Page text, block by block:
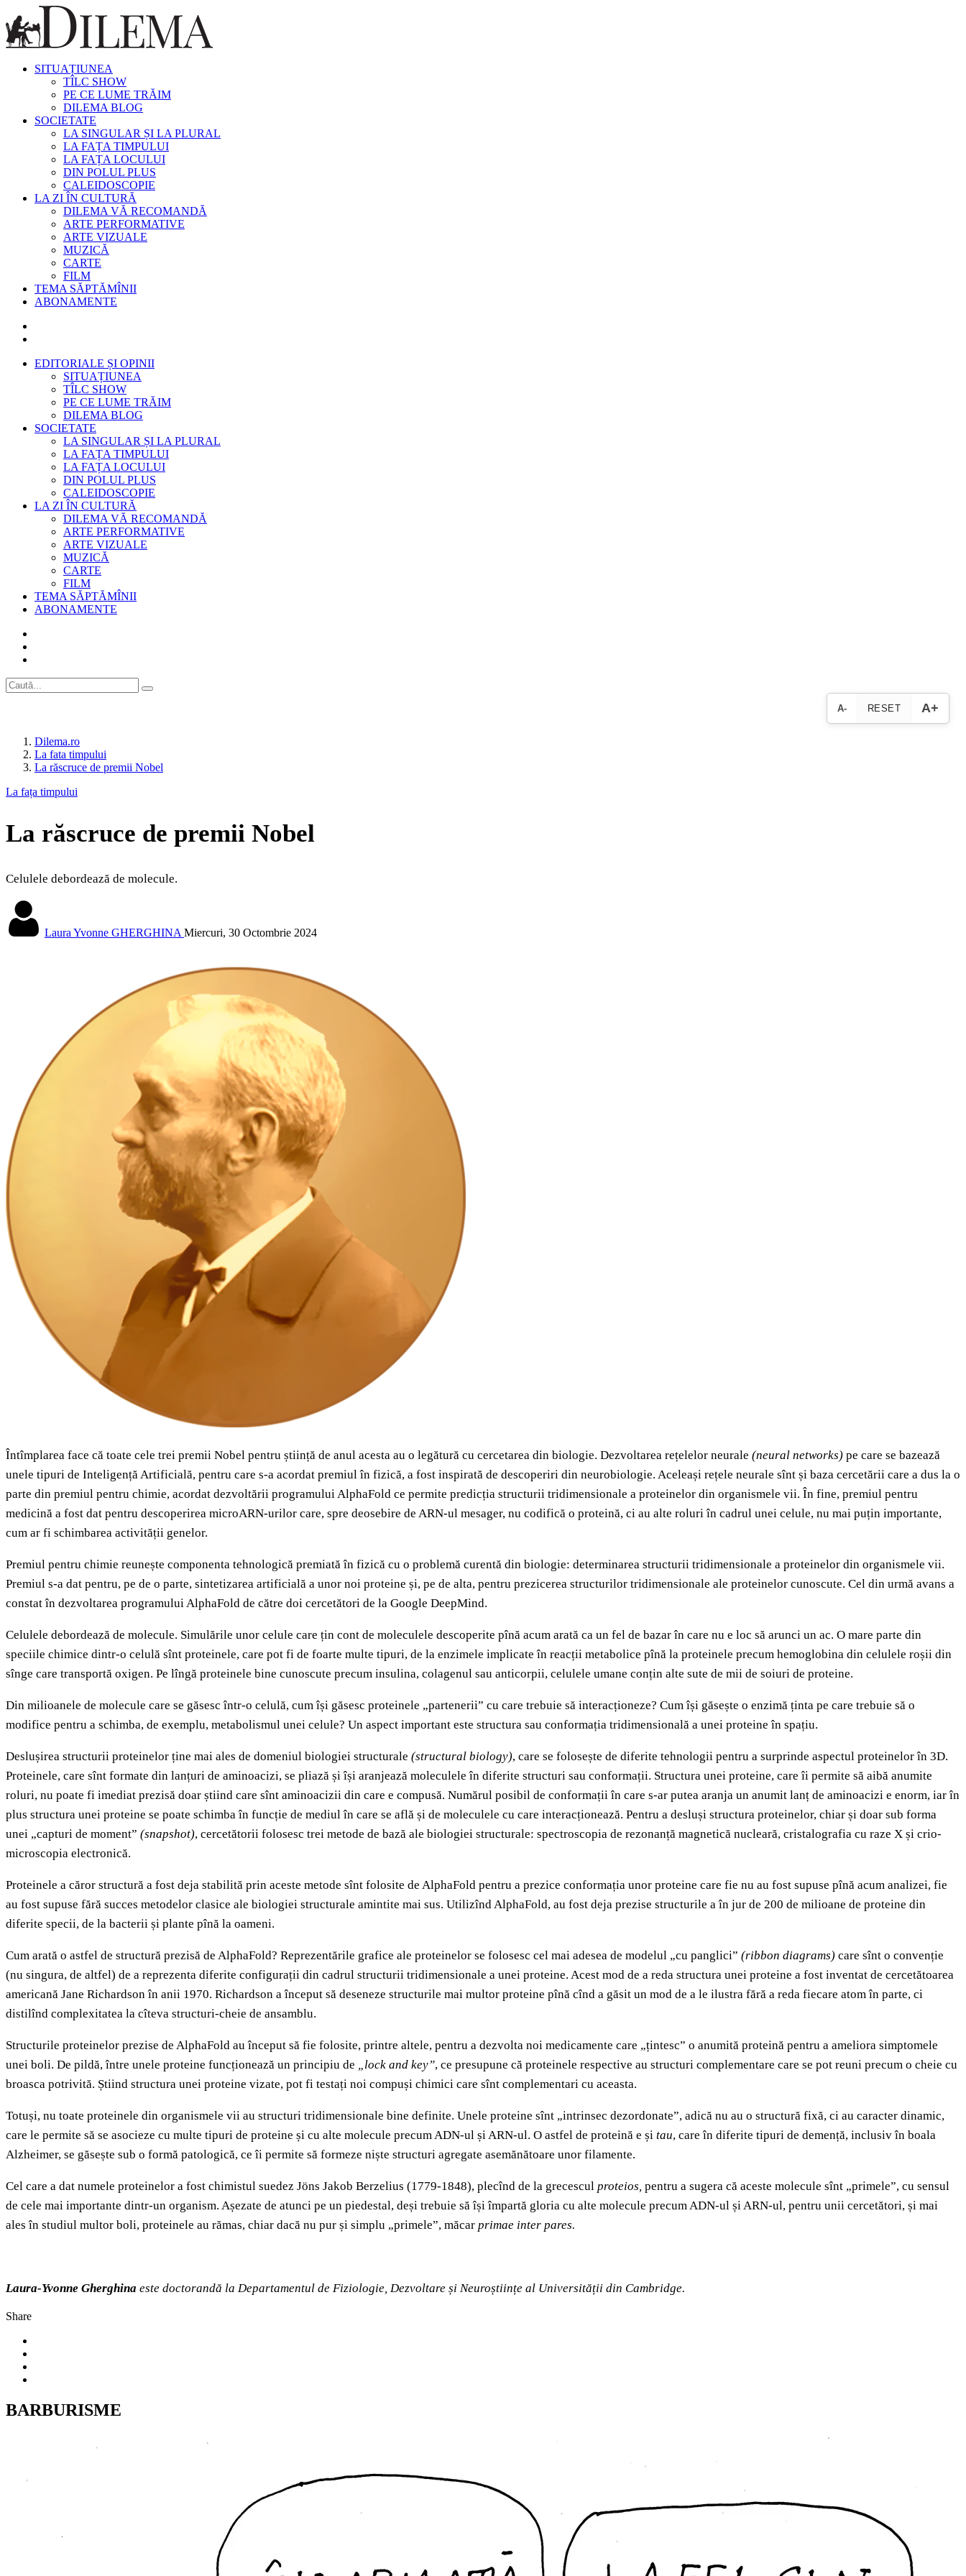
SITUAȚIUNEA
TÎLC SHOW
PE CE LUME TRĂIM
DILEMA BLOG
SOCIETATE
LA SINGULAR ȘI LA PLURAL
LA FAȚA TIMPULUI
LA FAȚA LOCULUI
DIN POLUL PLUS
CALEIDOSCOPIE
LA ZI ÎN CULTURĂ
DILEMA VĂ RECOMANDĂ
ARTE PERFORMATIVE
ARTE VIZUALE
MUZICĂ
CARTE
FILM
TEMA SĂPTĂMÎNII
ABONAMENTE
EDITORIALE ȘI OPINII
SITUAȚIUNEA
TÎLC SHOW
PE CE LUME TRĂIM
DILEMA BLOG
SOCIETATE
LA SINGULAR ȘI LA PLURAL
LA FAȚA TIMPULUI
LA FAȚA LOCULUI
DIN POLUL PLUS
CALEIDOSCOPIE
LA ZI ÎN CULTURĂ
DILEMA VĂ RECOMANDĂ
ARTE PERFORMATIVE
ARTE VIZUALE
MUZICĂ
CARTE
FILM
TEMA SĂPTĂMÎNII
ABONAMENTE
A- RESET A+
Dilema.ro
La fata timpului
La răscruce de premii Nobel
La fața timpului
La răscruce de premii Nobel
Celulele debordează de molecule.
Laura Yvonne GHERGHINA Miercuri, 30 Octombrie 2024
Întîmplarea face că toate cele trei premii Nobel pentru știință de anul acesta au o legătură cu cercetarea din biologie. Dezvoltarea rețelelor neurale (neural networks) pe care se bazează
unele tipuri de Inteligență Artificială, pentru care s-a acordat premiul în fizică, a fost inspirată de descoperiri din neurobiologie. Aceleași rețele neurale sînt și baza cercetării care a dus la o
parte din premiul pentru chimie, acordat dezvoltării programului AlphaFold ce permite predicția structurii tridimensionale a proteinelor din organismele vii. În fine, premiul pentru
medicină a fost dat pentru descoperirea microARN-urilor care, spre deosebire de ARN-ul mesager, nu codifică o proteină, ci au alte roluri în cadrul unei celule, nu mai puțin importante,
cum ar fi schimbarea activității genelor.
Premiul pentru chimie reunește componenta tehnologică premiată în fizică cu o problemă curentă din biologie: determinarea structurii tridimensionale a proteinelor din organismele vii.
Premiul s-a dat pentru, pe de o parte, sintetizarea artificială a unor noi proteine și, pe de alta, pentru prezicerea structurilor tridimensionale ale proteinelor cunoscute. Cel din urmă avans a
constat în dezvoltarea programului AlphaFold de către doi cercetători de la Google DeepMind.
Celulele debordează de molecule. Simulările unor celule care țin cont de moleculele descoperite pînă acum arată ca un fel de bazar în care nu e loc să arunci un ac. O mare parte din
speciile chimice dintr-o celulă sînt proteinele, care pot fi de foarte multe tipuri, de la enzimele implicate în reacții metabolice pînă la proteinele precum hemoglobina din celulele roșii din
sînge care transportă oxigen. Pe lîngă proteinele bine cunoscute precum insulina, colagenul sau anticorpii, celulele umane conțin alte sute de mii de soiuri de proteine.
Din milioanele de molecule care se găsesc într-o celulă, cum își găsesc proteinele „partenerii” cu care trebuie să interacționeze? Cum își găsește o enzimă ținta pe care trebuie să o
modifice pentru a schimba, de exemplu, metabolismul unei celule? Un aspect important este structura sau conformația tridimensională a unei proteine în spațiu.
Deslușirea structurii proteinelor ține mai ales de domeniul biologiei structurale (structural biology), care se folosește de diferite tehnologii pentru a surprinde aspectul proteinelor în 3D.
Proteinele, care sînt formate din lanțuri de aminoacizi, se pliază și își aranjează moleculele în diferite structuri sau conformații. Structura unei proteine, care îi permite să aibă anumite
roluri, nu poate fi imediat prezisă doar știind care sînt aminoacizii din care e compusă. Numărul posibil de conformații în care s-ar putea aranja un anumit lanț de aminoacizi e enorm, iar în
plus structura unei proteine se poate schimba în funcție de mediul în care se află și de moleculele cu care interacționează. Pentru a desluși structura proteinelor, chiar și doar sub forma
unei „capturi de moment” (snapshot), cercetătorii folosesc trei metode de bază ale biologiei structurale: spectroscopia de rezonanță magnetică nucleară, cristalografia cu raze X și crio-
microscopia electronică.
Proteinele a căror structură a fost deja stabilită prin aceste metode sînt folosite de AlphaFold pentru a prezice conformația unor proteine care fie nu au fost supuse pînă acum analizei, fie
au fost supuse fără succes metodelor clasice ale biologiei structurale amintite mai sus. Utilizînd AlphaFold, au fost deja prezise structurile a în jur de 200 de milioane de proteine din
diferite specii, de la bacterii și plante pînă la oameni.
Cum arată o astfel de structură prezisă de AlphaFold? Reprezentările grafice ale proteinelor se folosesc cel mai adesea de modelul „cu panglici” (ribbon diagrams) care sînt o convenție
(nu singura, de altfel) de a reprezenta diferite configurații din cadrul structurii tridimensionale a unei proteine. Acest mod de a reda structura unei proteine a fost inventat de cercetătoarea
americană Jane Richardson în anii 1970. Richardson a început să deseneze structurile mai multor proteine pînă cînd a găsit un mod de a le ilustra fără a reda fiecare atom în parte, ci
distilînd complexitatea la cîteva structuri-cheie de ansamblu.
Structurile proteinelor prezise de AlphaFold au început să fie folosite, printre altele, pentru a dezvolta noi medicamente care „țintesc” o anumită proteină pentru a ameliora simptomele
unei boli. De pildă, între unele proteine funcționează un principiu de „lock and key”, ce presupune că proteinele respective au structuri complementare care se pot reuni precum o cheie cu
broasca potrivită. Știind structura unei proteine vizate, pot fi testați noi compuși chimici care sînt complementari cu aceasta.
Totuși, nu toate proteinele din organismele vii au structuri tridimensionale bine definite. Unele proteine sînt „intrinsec dezordonate”, adică nu au o structură fixă, ci au caracter dinamic,
care le permite să se asocieze cu multe tipuri de proteine și cu alte molecule precum ADN-ul și ARN-ul. O astfel de proteină e și tau, care în diferite tipuri de demență, inclusiv în boala
Alzheimer, se găsește sub o formă patologică, ce îi permite să formeze niște structuri agregate asemănătoare unor filamente.
Cel care a dat numele proteinelor a fost chimistul suedez Jöns Jakob Berzelius (1779-1848), plecînd de la grecescul proteios, pentru a sugera că aceste molecule sînt „primele”, cu sensul
de cele mai importante dintr-un organism. Așezate de atunci pe un piedestal, deși trebuie să își împartă gloria cu alte molecule precum ADN-ul și ARN-ul, pentru unii cercetători, și mai
ales în studiul multor boli, proteinele au rămas, chiar dacă nu pur și simplu „primele”, măcar primae inter pares.
Laura-Yvonne Gherghina este doctorandă la Departamentul de Fiziologie, Dezvoltare și Neuroștiințe al Universității din Cambridge.
Share
BARBURISME